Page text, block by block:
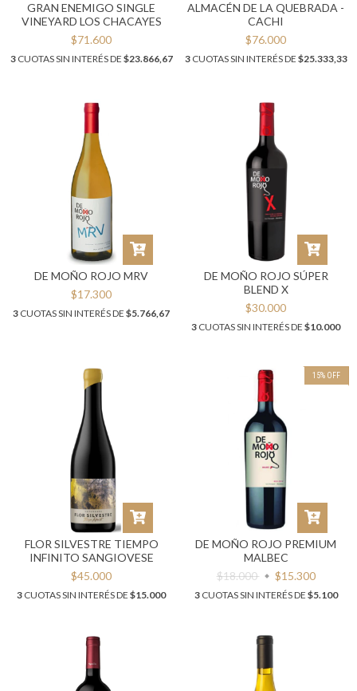
GRAN ENEMIGO SINGLE
VINEYARD LOS CHACAYES
$71.600
3CUOTAS SIN INTERÉS DE $23.866,67
ALMACÉN DE LA QUEBRADA -
CACHI
$76.000
3CUOTAS SIN INTERÉS DE $25.333,33
DE MOÑO ROJO MRV
$17.300
3 CUOTAS SIN INTERÉS DE $5.766,67
DE MOÑO ROJO SÚPER
BLEND X
$30.000
3 CUOTAS SIN INTERÉS DE $10.000
FLOR SILVESTRE TIEMPO
INFINITO SANGIOVESE
$45.000
3 CUOTAS SIN INTERÉS DE $15.000
15% OFF
DE MOÑO ROJO PREMIUM
MALBEC
$18.000
$15.300
3CUOTAS SIN INTERÉS DE $5.100